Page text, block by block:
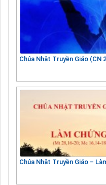
Chúa Nhật Truyền Giáo (CN
Chúa Nhật Truyền Giáo –